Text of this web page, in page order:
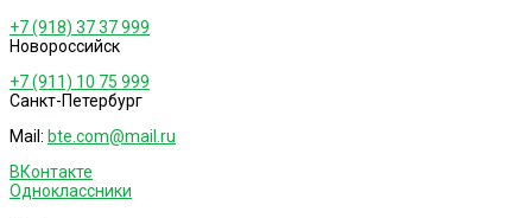
+7 (918) 37 37 999
Новороссийск
+7 (911) 10 75 999
Санкт-Петербург
Mail: bte.com@mail.ru
ВКонтакте
Одноклассники